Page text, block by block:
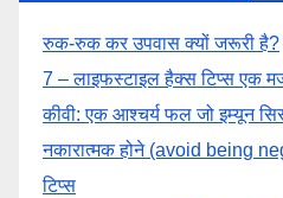
रुक-रुक कर उपवास क्यों जरूरी है?
7 – लाइफस्टाइल हैक्स टिप्स एक
कीवी: एक आश्चर्य फल जो इम्यून
नकारात्मक होने (avoid being
टिप्स